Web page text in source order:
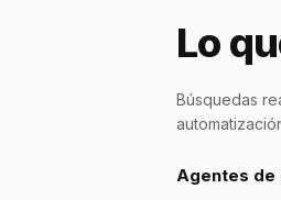
Lo
Búsquedas
Agentes de